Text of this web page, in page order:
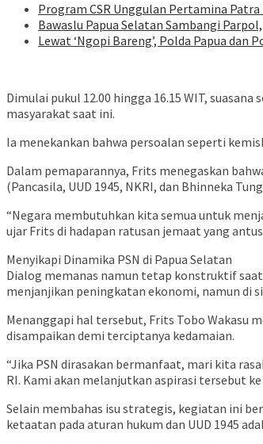
Program CSR Unggulan Pertamina Patra
Bawaslu Papua Selatan Sambangi
Lewat ‘Ngopi Bareng’, Polda Papua
Dimulai pukul 12.00 hingga 16.15 WIT,
masyarakat saat ini.
Ia menekankan bahwa persoalan seperti
Dalam pemaparannya, Frits menegaskan
(Pancasila, UUD 1945, NKRI, dan Bhinneka
“Negara membutuhkan kita semua untuk
ujar Frits di hadapan ratusan jemaat yang
Menyikapi Dinamika PSN di Papua Selatan
Dialog memanas namun tetap konstruktif saat
menjanjikan peningkatan ekonomi, namun di
Menanggapi hal tersebut, Frits Tobo Wakasu
disampaikan demi terciptanya kedamaian.
“Jika PSN dirasakan bermanfaat, mari kita
RI. Kami akan melanjutkan aspirasi tersebut
Selain membahas isu strategis, kegiatan ini
ketaatan pada aturan hukum dan UUD 1945